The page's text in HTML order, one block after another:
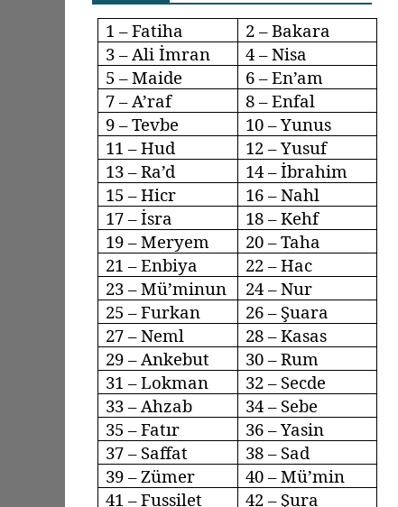
1 – Fatiha
2 – Bakara
3 – Ali İmran
4 – Nisa
5 – Maide
6 –En’am
7 –A’raf 8 –Enfal
9 –Tevbe
10 – Yunus
11 – Hud
12 – Yusuf
13 –Ra’d
14 – İbrahim
15 –Hicr 16 –Nahl
17 –İsra 18 –Kehf
19 – Meryem
20 – Taha
21 – Enbiya
22 – Hac
23 –Mü’minun
24 – Nur
25 – Furkan
26 – Şuara
27 –Neml 28 –Kasas
29 –Ankebut
30 – Rum
31 – Lokman
32 – Secde
33 –Ahzab 34 – Sebe
35 –Fatır
36 – Yasin
37 – Saffat
38 – Sad
39 –Zümer 40 –Mü’min
41 –Fussilet
42 – Şura